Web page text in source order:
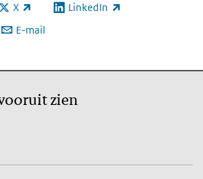
X
(externe link) LinkedIn
(externe link)
E-mail
zien